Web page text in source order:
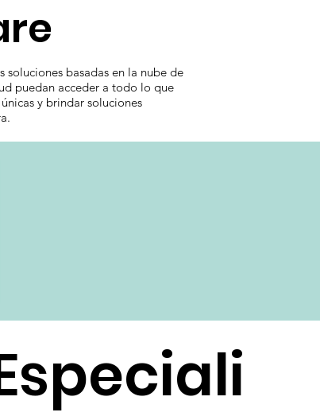
basadas en la nube de
puedan acceder a todo lo que
y brindar soluciones